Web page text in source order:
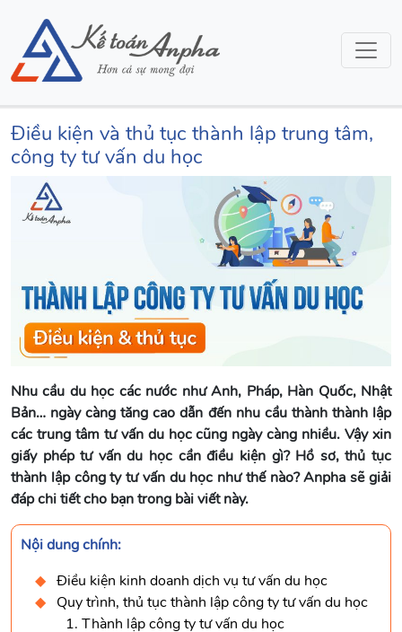
Điều kiện và thủ tục thành lập trung tâm,
công ty tư vấn du học
Nhu cầu du học các nước như Anh, Pháp, Hàn Quốc, Nhật
Bản… ngày càng tăng cao dẫn đến nhu cầu thành thành lập
các trung tâm tư vấn du học cũng ngày càng nhiều. Vậy xin
giấy phép tư vấn du học cần điều kiện gì? Hồ sơ, thủ tục
thành lập công ty tư vấn du học như thế nào? Anpha sẽ giải
đáp chi tiết cho bạn trong bài viết này.
Nội dung chính:
Điều kiện kinh doanh dịch vụ tư vấn du học
Quy trình, thủ tục thành lập công ty tư vấn du học
1. Thành lập công ty tư vấn du học